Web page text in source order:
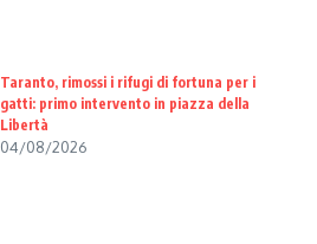
Taranto, rimossi i rifugi di fortuna per i
gatti: primo intervento in piazza della
Libertà
04/08/2026